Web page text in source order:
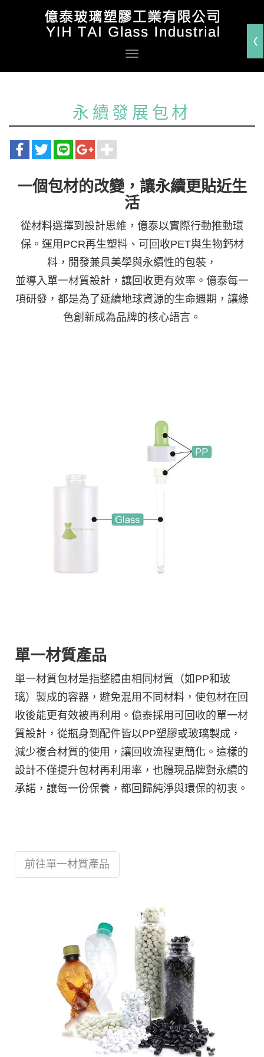
永續發展包材
一個包材的改變，讓永續更貼近生
活
從材料選擇到設計思維，億泰以實際行動推動環
保。運用PCR再生塑料、可回收PET與生物鈣材
料，開發兼具美學與永續性的包裝，
並導入單一材質設計，讓回收更有效率。億泰每一
項研發，都是為了延續地球資源的生命週期，讓綠
色創新成為品牌的核心語言。
單一材質產品
單一材質包材是指整體由相同材質（如PP和玻
璃）製成的容器，避免混用不同材料，使包材在回
收後能更有效被再利用。億泰採用可回收的單一材
質設計，從瓶身到配件皆以PP塑膠或玻璃製成，
減少複合材質的使用，讓回收流程更簡化。這樣的
設計不僅提升包材再利用率，也體現品牌對永續的
承諾，讓每一份保養，都回歸純淨與環保的初衷。
前往單一材質產品